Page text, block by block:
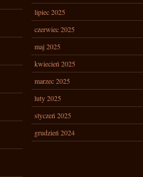
lipiec 2025
czerwiec 2025
maj 2025
kwiecień 2025
marzec 2025
luty 2025
styczeń 2025
grudzień 2024